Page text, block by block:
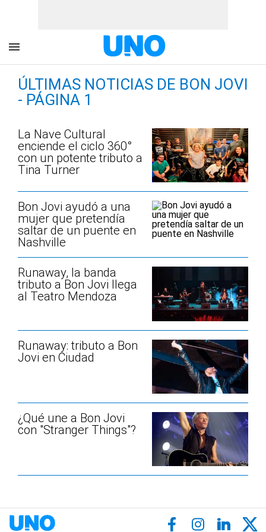
ÚLTIMAS NOTICIAS DE BON JOVI
- PÁGINA 1
La Nave Cultural
enciende el ciclo 360°
con un potente tributo a
Tina Turner
Bon Jovi ayudó a una
mujer que pretendía
saltar de un puente en
Nashville
Runaway, la banda
tributo a Bon Jovi llega
al Teatro Mendoza
Runaway: tributo a Bon
Jovi en Ciudad
¿Qué une a Bon Jovi
con "Stranger Things"?